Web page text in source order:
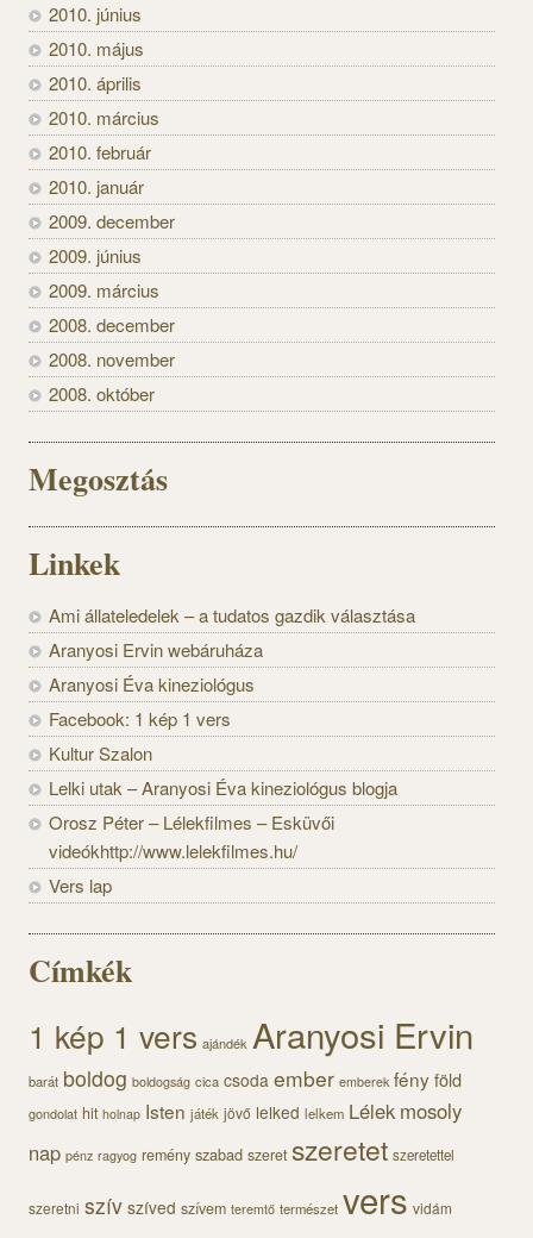
2010. június
2010. május
2010. április
2010. március
2010. február
2010. január
2009. december
2009. június
2009. március
2008. december
2008. november
2008. október
Megosztás
Linkek
Ami állateledelek – a tudatos gazdik választása
Aranyosi Ervin webáruháza
Aranyosi Éva kineziológus
Facebook: 1 kép 1 vers
Kultur Szalon
Lelki utak – Aranyosi Éva kineziológus blogja
Orosz Péter – Lélekfilmes – Esküvői
videókhttp://www.lelekfilmes.hu/
Vers lap
Címkék
1 kép 1 vers ajándék Aranyosi Ervin
barát boldog boldogság cica csoda ember emberek fényföld
gondolat hit holnap Isten játék jövő lelked lelkem Lélek mosoly
nap pénz ragyog remény szabad szeret szeretet szeretettel
szeretni szív szíved szívem teremtő természet vers vidám